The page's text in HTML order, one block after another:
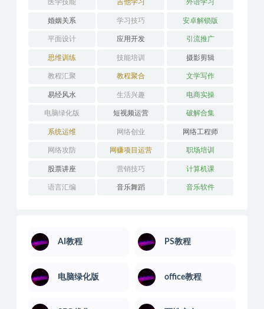
医学技能 吉他学习 外语学习
婚姻关系 学习技巧 安卓解锁版
平面设计 应用开发 引流推广
思维训练 技能培训 摄影剪辑
教程汇聚 教程聚合 文学写作
易经风水 生活兴趣 电商实操
电脑绿化版 短视频运营 破解合集
系统运维 网络创业 网络工程师
网络攻防 网赚项目运营 职场培训
股票讲座 营销技巧 计算机课
语言汇编 音乐舞蹈 音乐软件
AI教程 PS教程
电脑绿化版 office教程